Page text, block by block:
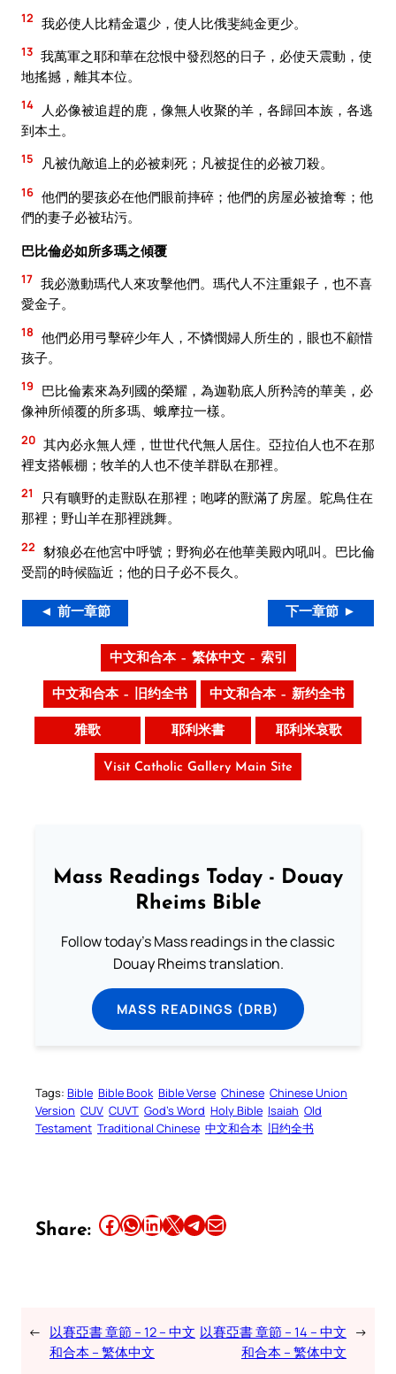
12 我必使人比精金還少，使人比俄斐純金更少。
13 我萬軍之耶和華在忿恨中發烈怒的日子，必使天震動，使
地搖撼，離其本位。
14
人必像被追趕的鹿，像無人收聚的羊，各歸回本族，各逃
到本土。
15 凡被仇敵追上的必被刺死；凡被捉住的必被刀殺。
16 他們的嬰孩必在他們眼前摔碎；他們的房屋必被搶奪；他
們的妻子必被玷污。
巴比倫必如所多瑪之傾覆
17 我必激動瑪代人來攻擊他們。瑪代人不注重銀子，也不喜
愛金子。
18 他們必用弓擊碎少年人，不憐憫婦人所生的，眼也不顧惜
孩子。
19
巴比倫素來為列國的榮耀，為迦勒底人所矜誇的華美，必
像神所傾覆的所多瑪、蛾摩拉一樣。
20 其內必永無人煙，世世代代無人居住。亞拉伯人也不在那
裡支搭帳棚；牧羊的人也不使羊群臥在那裡。
21
只有曠野的走獸臥在那裡；咆哮的獸滿了房屋。鴕鳥住在
那裡；野山羊在那裡跳舞。
22 豺狼必在他宮中呼號；野狗必在他華美殿內吼叫。巴比倫
受罰的時候臨近；他的日子必不長久。
◄ 前一章節 下一章節 ►
中文和合本 – 繁体中文 – 索引
中文和合本 – 旧约全书 中文和合本 – 新约全书
雅歌 耶利米書 耶利米哀歌
Visit Catholic Gallery Main Site
Mass Readings Today - Douay
Rheims Bible
Follow today's Mass readings in the classic
Douay Rheims translation.
MASS READINGS (DRB)
Tags: Bible Bible Book Bible Verse Chinese Chinese Union
Version CUV CUVT God’s Word Holy Bible Isaiah Old
Testament Traditional Chinese 中文和合本 旧约全书
Share: Share this article on Facebook Share this article on WhatsApp Share this article on LinkedIn Share this article on X Share this article on TelegramEmail this Article
← 以賽亞書 章節 – 12 – 中文
和合本 – 繁体中文
以賽亞書 章節 – 14 – 中文
和合本 – 繁体中文
→